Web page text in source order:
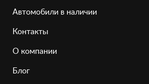
Автомобили в наличии
Контакты
О компании
Блог